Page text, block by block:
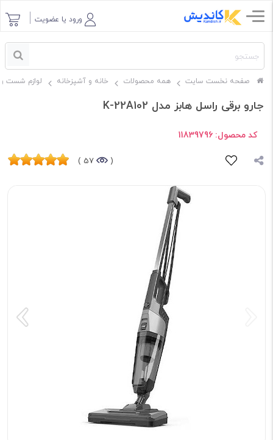
ورود یا عضویت
صفحه نخست سایت همه محصولات خانه و آشپزخانه لوازم شست
جارو برقی راسل هابز مدل K-22A102
کد محصول: 11839796
(
57 )